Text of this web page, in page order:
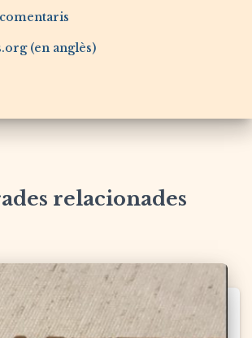
(en anglès)
relacionades